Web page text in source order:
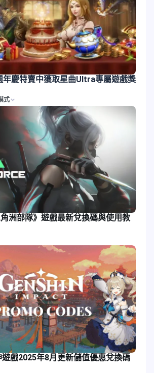
慶特賣中獲取星曲Ultra專屬遊戲獎
式
洲部隊》遊戲最新兌換碼與使用教
戲2025年8月更新儲值優惠兌換碼